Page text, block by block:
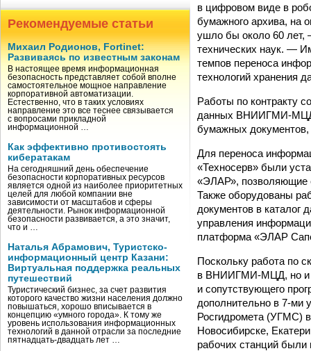
Рекомендуемые статьи
Михаил Родионов, Fortinet:
Развиваясь по известным законам
В настоящее время информационная
безопасность представляет собой вполне
самостоятельное мощное направление
корпоративной автоматизации.
Естественно, что в таких условиях
направление это все теснее связывается
с вопросами прикладной
информационной …
Как эффективно противостоять
кибератакам
На сегодняшний день обеспечение
безопасности корпоративных ресурсов
является одной из наиболее приоритетных
целей для любой компании вне
зависимости от масштабов и сферы
деятельности. Рынок информационной
безопасности развивается, а это значит,
что и …
Наталья Абрамович, Туристско-
информационный центр Казани:
Виртуальная поддержка реальных
путешествий
Туристический бизнес, за счет развития
которого качество жизни населения должно
повышаться, хорошо вписывается в
концепцию «умного города». К тому же
уровень использования информационных
технологий в данной отрасли за последние
пятнадцать-двадцать лет …
в цифровом виде в
бумажного архива, на
ушло бы около 60
технических наук. —
темпов переноса
технологий хранения
Работы по контракту
данных ВНИИГМИ-МЦД,
бумажных документов,
Для переноса
«Техносерв» были
«ЭЛАР», позволяющие
Также оборудованы
документов в
управления
платформа «ЭЛАР
Поскольку работа по
в ВНИИГМИ-МЦД, но и в
и сопутствующего
дополнительно в 7-ми
Росгидромета (УГМС)
Новосибирске,
рабочих станций